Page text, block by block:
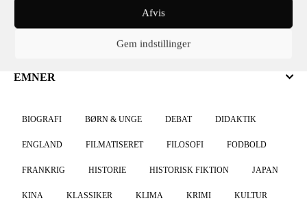
Afvis
Gem indstillinger
Mesterværket
EMNER
BIOGRAFI BØRN & UNGE DEBAT DIDAKTIK
ENGLAND FILMATISERET FILOSOFI FODBOLD
FRANKRIG HISTORIE HISTORISK FIKTION JAPAN
KINA KLASSIKER KLIMA KRIMI KULTUR